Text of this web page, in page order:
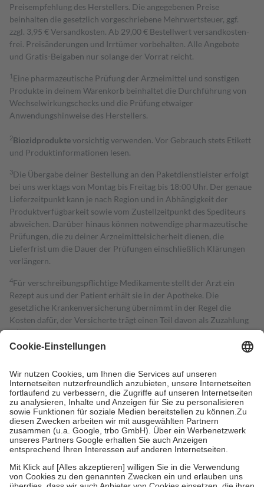
Preisempfehlung des Herstellers. Die angegebenen Preise
beinhalten die gesetzlich vorgeschriebene Mehrwertsteuer, ggf.
zzgl. 3,95 € Versandkosten. Ab 29,00 € Bestell­wert versand­kosten­
frei. Preisänderungen und Irrtümer vorbehalten. Alle Angebote
und Gratis-Beigaben nur solange der Vorrat reicht.
1 Eine pharmazeutische Prüfung der Arzneimittel und sonstigen
Produkte in deinem Warenkorb beinhaltet die Durchführung von
Wechselwirkungschecks und die Prüfung etwaiger
Anwendungshinweise des Herstellers.
2Biozidproduktevorsichtig verwenden. Vor Gebrauch stets Etikett
und Produktinformationen lesen.
3Die Übergabe deiner Bestellung an den Paketdienstleister erfolgt
bei uns werktags von Montag bis Freitag bis 18:00 Uhr. Der genaue
Lieferzeitpunkt kann je nach Region und in Abhängigkeit der
Produktverfügbarkeit sowie vom Zustellzeitpunkt des Spediteurs
abweichen. Darüber hinaus können notwendige pharmazeutische
Prüfungen, die zu deiner Arzneimittelsicherheit dienen, die
Lieferfrist um die Dauer der Prüfungen einschließlich Klärungen
verlängern.
4Für verschreibungspflichtige Medikamente stellt der Arzt ein
Rezept aus und der Patient erhält sie in der Apotheke. Die
gesetzliche Krankenversicherung übernimmt in der Regel die
Kosten dafür, der Versicherte trägt einen Teil davon als Zuzahlung
mit.
Grundsätzlich leisten Mitglieder Zuzahlungen in Höhe von zehn
höchstens zehn Euro.
Es sind jedoch nie mehr als die tatsächlichen
Kosten der Leistung zu entrichten.
Diese Regeln gelten grundsätzlich auch für Online-Apotheken.
Bei Heilmitteln und häuslicher Krankenpflege beträgt die
Zuzahlung zehn Prozent der Kosten sowie zehn Euro je
Verordnung.
Um das Engagement der Versicherten für ihre eigene Gesundheit zu
stärken und die besondere Stellung der Familie zu unterstützen,
fallenkeine Zuzahlungenan bei:
• Kindern und Jugendlichen bis zum vollendeten 18. Lebensjahr